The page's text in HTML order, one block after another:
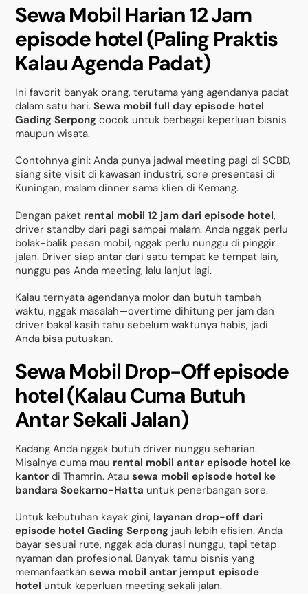
Sewa Mobil Harian 12 Jam
episode hotel (Paling Praktis
Kalau Agenda Padat)
Ini favorit banyak orang, terutama yang agendanya padat
dalam satu hari.Sewa mobil full day episode hotel
Gading Serpong cocok untuk berbagai keperluan bisnis
maupun wisata.
Contohnya gini: Anda punya jadwal meeting pagi di SCBD,
siang site visit di kawasan industri, sore presentasi di
Kuningan, malam dinner sama klien di Kemang.
Dengan paket rental mobil 12 jam dari episode hotel,
driver standby dari pagi sampai malam. Anda nggak perlu
bolak-balik pesan mobil, nggak perlu nunggu di pinggir
jalan. Driver siap antar dari satu tempat ke tempat lain,
nunggu pas Anda meeting, lalu lanjut lagi.
Kalau ternyata agendanya molor dan butuh tambah
waktu, nggak masalah—overtime dihitung per jam dan
driver bakal kasih tahu sebelum waktunya habis, jadi
Anda bisa putuskan.
Sewa Mobil Drop-Off episode
hotel (Kalau Cuma Butuh
Antar Sekali Jalan)
Kadang Anda nggak butuh driver nunggu seharian.
Misalnya cuma mau rental mobil antar episode hotel ke
kantor di Thamrin. Atausewa mobil episode hotel ke
bandara Soekarno-Hatta untuk penerbangan sore.
Untuk kebutuhan kayak gini, layanan drop-off dari
episode hotel Gading Serpong jauh lebih efisien. Anda
bayar sesuai rute, nggak ada durasi nunggu, tapi tetap
nyaman dan profesional. Banyak tamu bisnis yang
memanfaatkansewa mobil antar jemput episode
hotel untuk keperluan meeting sekali jalan.